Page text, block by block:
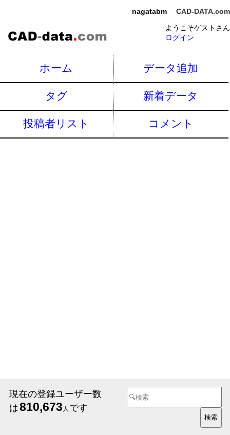
nagatabm
CAD-DATA.com
ようこそゲストさん
ログイン
ホーム データ追加
タグ 新着データ
投稿者リスト コメント
現在の登録ユーザー数
は810,673 人 です